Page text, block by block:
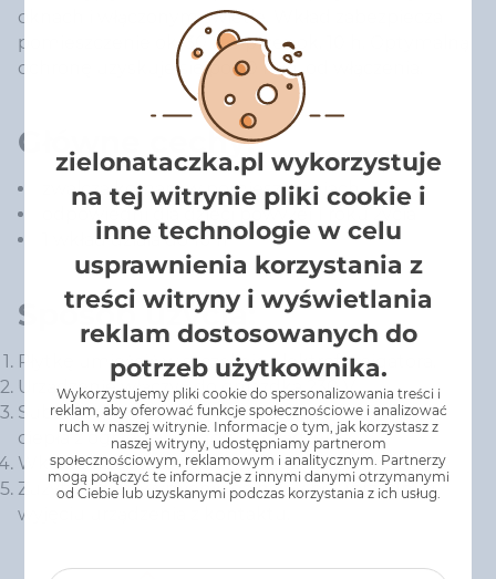
oknach i włączonym świetle. Wkład zabezpiecza
pomieszczenie ok. 30 m3 przez ok. 10 h. Optymalną
ochronę uzyskuje się po 30 min. od włączenia.
Główne cechy:
zwalcza komary w pomieszczeniach
odpowiedni dla dzieci powyżej 1 roku życia
1 wkład działa do 10 h
Sposób użycia:
Płytkę umieścić w szczelinie elektrofumigatora.
Urządzenie włączyć do gniazdka 230 V.
Substancja czynna odparowuje pod wpływem
ciepła z ogrzewającego się urządzenia.
Wkład odbarwia się w miarę zużycia.
Zużyty wkład wymienić na nowy po uprzednim
wyjęciu urządzenia z kontaktu.
zielonataczka.pl wykorzystuje
na tej witrynie pliki cookie i
inne technologie w celu
usprawnienia korzystania z
treści witryny i wyświetlania
reklam dostosowanych do
potrzeb użytkownika.
Wykorzystujemy pliki cookie do spersonalizowania treści i
reklam, aby oferować funkcje społecznościowe i analizować
ruch w naszej witrynie. Informacje o tym, jak korzystasz z
naszej witryny, udostępniamy partnerom
społecznościowym, reklamowym i analitycznym. Partnerzy
mogą połączyć te informacje z innymi danymi otrzymanymi
od Ciebie lub uzyskanymi podczas korzystania z ich usług.